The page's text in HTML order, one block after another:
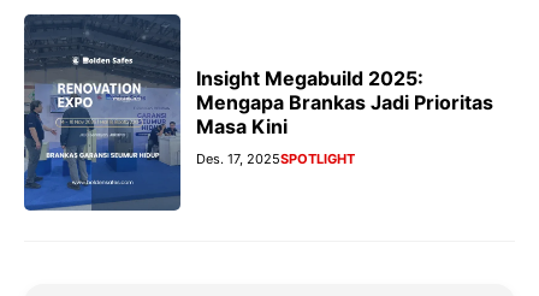
Insight Megabuild 2025:
Mengapa Brankas Jadi Prioritas
Masa Kini
Des. 17, 2025SPOTLIGHT